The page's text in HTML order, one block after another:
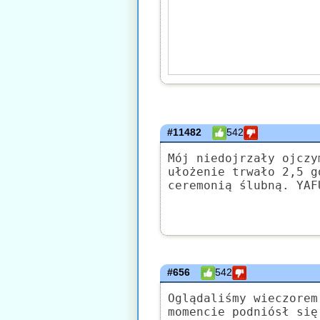
#11482 542
Mój niedojrzały
ułożenie trwało 2,5
ceremonią ślubną.
#656 542
Oglądaliśmy
momencie podniósł